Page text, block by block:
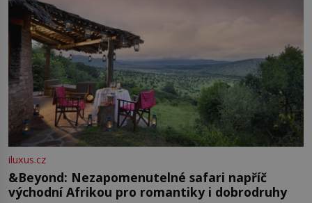
iluxus.cz
&Beyond: Nezapomenutelné safari napříč
východní Afrikou pro romantiky i dobrodruhy